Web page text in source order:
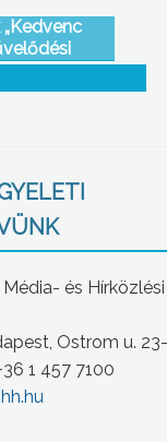
és Hírközlési
Ostrom u.
1 457 7100